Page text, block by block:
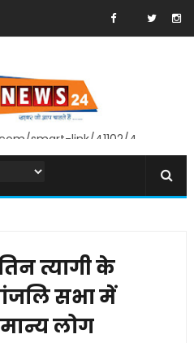
smart-link/41102/4
त्यागी के
सभा में
लोग